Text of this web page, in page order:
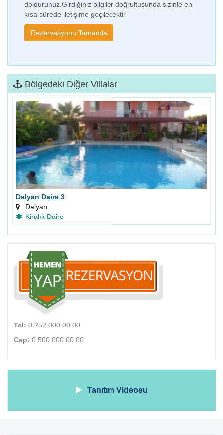
doldurunuz.Girdiğiniz bilgiler doğrultusunda sizinle en
kısa sürede iletişime geçilecektir
Bölgedeki Diğer Villalar
Dalyan Daire 3
Dalyan
Kiralık Daire
Tel: 0 252 000 00 00
Cep: 0 500 000 00 00
Tanıtım Videosu